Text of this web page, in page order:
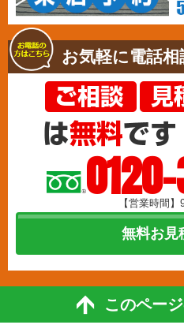
お気軽に電話相
【営業時間
無料お見
このペー